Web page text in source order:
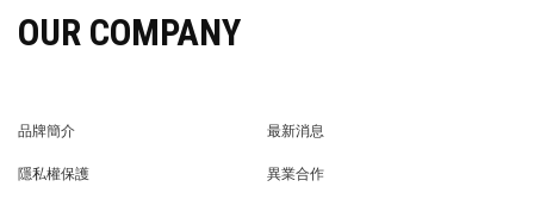
OUR COMPANY
品牌簡介
最新消息
隱私權保護
異業合作